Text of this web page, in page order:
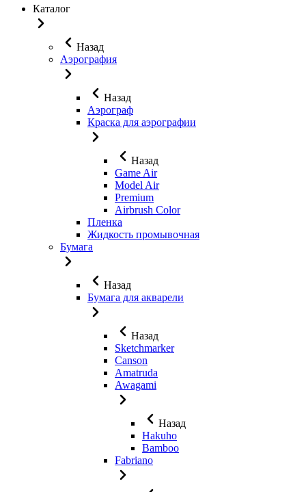
Каталог
Назад
Аэрография
Назад
Аэрограф
Краска для аэрографии
Назад
Game Air
Model Air
Premium
Airbrush Color
Пленка
Жидкость промывочная
Бумага
Назад
Бумага для акварели
Назад
Sketchmarker
Canson
Amatruda
Awagami
Назад
Hakuho
Bamboo
Fabriano